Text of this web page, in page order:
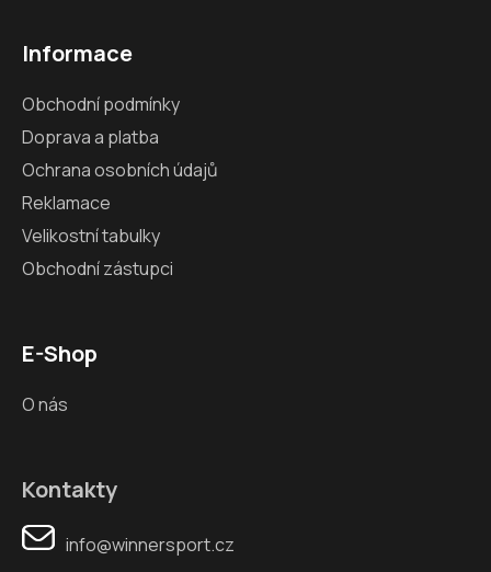
Informace
Obchodní podmínky
Doprava a platba
Ochrana osobních údajů
Reklamace
Velikostní tabulky
Obchodní zástupci
E-Shop
O nás
Kontakty
info@winnersport.cz